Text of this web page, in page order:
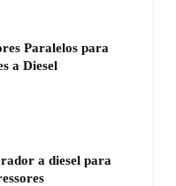
Paralelos para
a Diesel
a diesel para